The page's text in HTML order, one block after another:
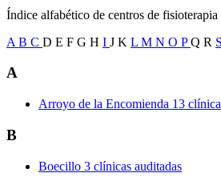
Índice alfabético de centros de
A B C D E F G H I J K L M N O PQ R S
A
Arroyo de la Encomienda 13
B
Boecillo 3 clínicas auditadas